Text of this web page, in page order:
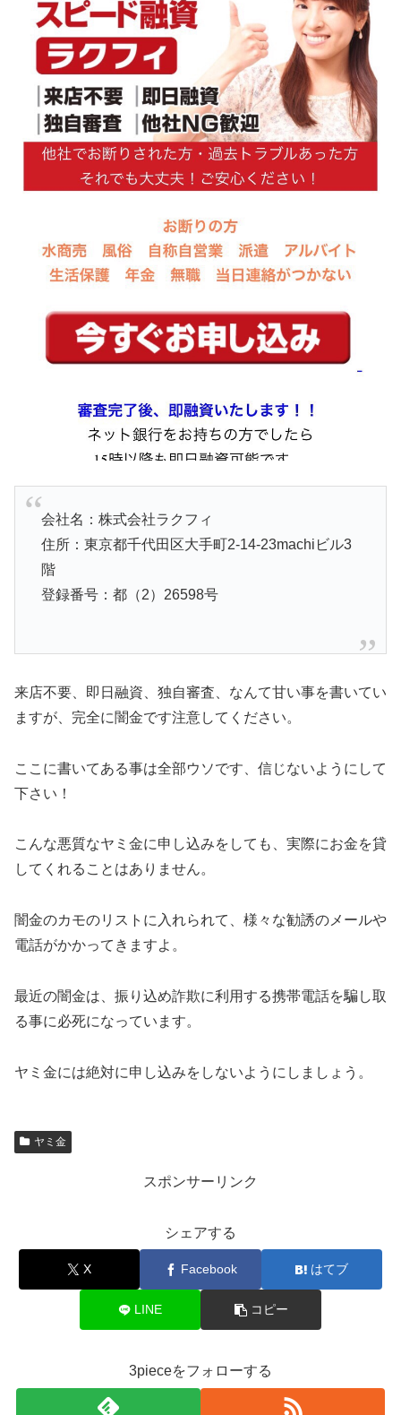
会社名：株式会社ラクフィ
住所：東京都千代田区大手町2-14-23machiビル3
階
登録番号：都（2）26598号
来店不要、即日融資、独自審査、なんて甘い事を書いてい
ますが、完全に闇金です注意してください。
ここに書いてある事は全部ウソです、信じないようにして
下さい！
こんな悪質なヤミ金に申し込みをしても、実際にお金を貸
してくれることはありません。
闇金のカモのリストに入れられて、様々な勧誘のメールや
電話がかかってきますよ。
最近の闇金は、振り込め詐欺に利用する携帯電話を騙し取
る事に必死になっています。
ヤミ金には絶対に申し込みをしないようにしましょう。
ヤミ金
スポンサーリンク
シェアする
X Facebook はてブ
LINE コピー
3pieceをフォローする